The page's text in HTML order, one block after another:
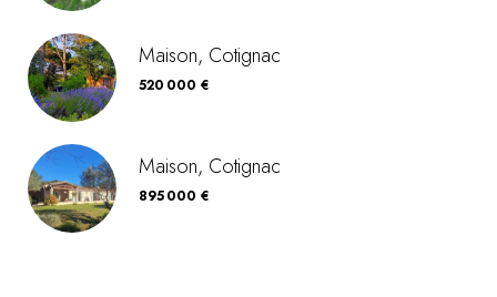
Maison, Cotignac
520 000 €
Maison, Cotignac
895 000 €